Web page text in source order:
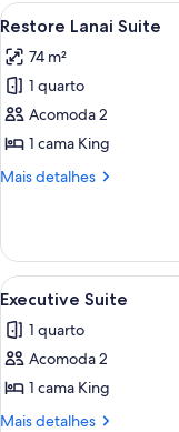
Carrega
todas
as
fotos
de
Restore
Lanai
5
Restore Lanai Suite
74 m²
1 quarto
Acomoda 2
1 cama King
Mais detalhes
Mais
Lanai
Suite
Carrega
todas
as
fotos
de
Executive
4
Executive Suite
1 quarto
Acomoda 2
1 cama King
Mais detalhes
Mais